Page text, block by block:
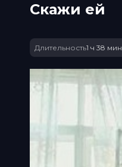
Скажи ей
Длительность1 ч 38 мин